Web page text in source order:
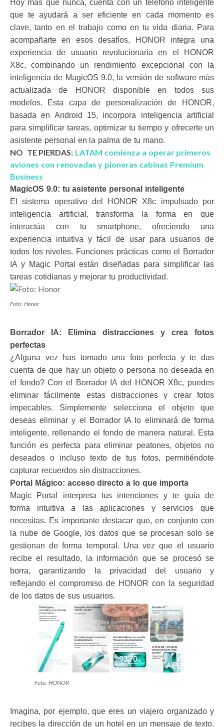
Hoy más que nunca, cuenta con un teléfono inteligente
que te ayudará a ser eficiente en cada momento es
clave, tanto en el trabajo como en tu vida diaria. Para
acompañarte en esos desafíos, HONOR integra una
experiencia de usuario revolucionaria en el HONOR
X8c, combinando un rendimiento excepcional con la
inteligencia de MagicOS 9.0, la versión de software más
actualizada de HONOR disponible en todos sus
modelos. Esta capa de personalización de HONOR,
basada en Android 15, incorpora inteligencia artificial
para simplificar tareas, optimizar tu tiempo y ofrecerte un
asistente personal en la palma de tu mano.
NO TE PIERDAS: LATAM comienza a operar primeros
aviones con renovadas y pioneras cabinas Premium
Business
MagicOS 9.0: tu asistente personal inteligente
El sistema operativo del HONOR X8c impulsado por
inteligencia artificial, transforma la forma en que
interactúa con tu smartphone, ofreciendo una
experiencia intuitiva y fácil de usar para usuarios de
todos los niveles. Funciones prácticas como el Borrador
IA y Magic Portal están diseñadas para simplificar las
tareas cotidianas y mejorar tu productividad.
Foto: Honor
Borrador IA: Elimina distracciones y crea fotos
perfectas
¿Alguna vez has tomado una foto perfecta y te das
cuenta de que hay un objeto o persona no deseada en
el fondo? Con el Borrador IA del HONOR X8c, puedes
eliminar fácilmente estas distracciones y crear fotos
impecables. Simplemente selecciona el objeto que
deseas eliminar y el Borrador IA lo eliminará de forma
inteligente, rellenando el fondo de manera natural. Esta
función es perfecta para eliminar peatones, objetos no
deseados o incluso texto de tus fotos, permitiéndote
capturar recuerdos sin distracciones.
Portal Mágico: acceso directo a lo que importa
Magic Portal interpreta tus intenciones y te guía de
forma intuitiva a las aplicaciones y servicios que
necesitas. Es importante destacar que, en conjunto con
la nube de Google, los datos que se procesan solo se
gestionan de forma temporal. Una vez que el usuario
recibe el resultado, la información que se procesó se
borra, garantizando la privacidad del usuario y
reflejando el compromiso de HONOR con la seguridad
de los datos de sus usuarios.
Foto; HONOR
Imagina, por ejemplo, que eres un viajero organizado y
recibes la dirección de un hotel en un mensaje de texto.